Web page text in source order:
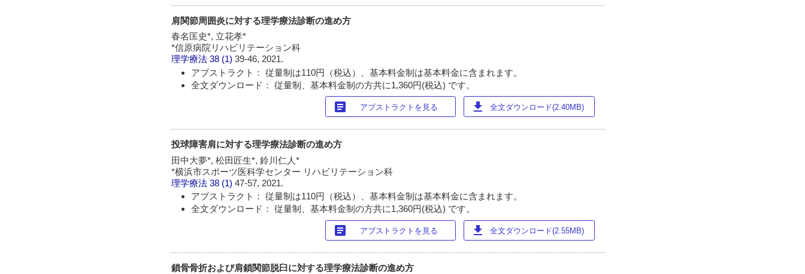
肩関節周囲炎に対する理学療法診断の進め方
春名匡史*, 立花孝*
*信原病院リハビリテーション科
理学療法 38 (1)39-46, 2021.
アブストラクト： 従量制は110円（税込）、基本料金制は基本料金に含まれます。
全文ダウンロード： 従量制、基本料金制の方共に1,360円(税込) です。
article アブストラクトを見る download 全文ダウンロード(2.40MB)
投球障害肩に対する理学療法診断の進め方
田中大夢*, 松田匠生*, 鈴川仁人*
*横浜市スポーツ医科学センター リハビリテーション科
理学療法 38 (1)47-57, 2021.
アブストラクト： 従量制は110円（税込）、基本料金制は基本料金に含まれます。
全文ダウンロード： 従量制、基本料金制の方共に1,360円(税込) です。
article アブストラクトを見る download 全文ダウンロード(2.55MB)
鎖骨骨折および肩鎖関節脱臼に対する理学療法診断の進め方